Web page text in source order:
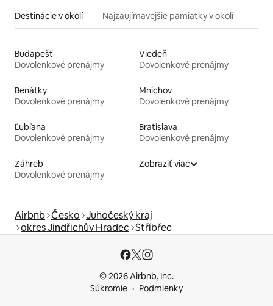
Destinácie v okolí Najzaujímavejšie pamiatky v okolí
Budapešť
Dovolenkové prenájmy
Viedeň
Dovolenkové prenájmy
Benátky
Dovolenkové prenájmy
Mníchov
Dovolenkové prenájmy
Ľubľana
Dovolenkové prenájmy
Bratislava
Dovolenkové prenájmy
Záhreb
Dovolenkové prenájmy
Zobraziť viac
Airbnb Česko Juhočeský kraj
okres Jindřichův Hradec Stříbřec
© 2026 Airbnb, Inc.
Súkromie
Podmienky